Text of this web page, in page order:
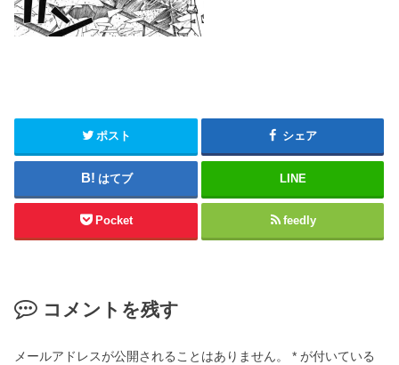
ポスト シェア
はてブ LINE
Pocket feedly
コメントを残す
メールアドレスが公開されることはありません。 * が付いている